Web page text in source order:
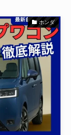
ホンダ